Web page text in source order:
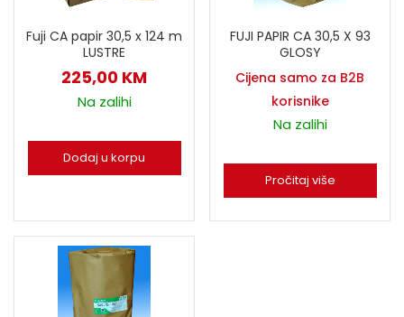
Fuji CA papir 30,5 x 124 m
LUSTRE
225,00 KM
Na zalihi
Dodaj u korpu
FUJI PAPIR CA 30,5 X 93
GLOSY
Cijena samo za B2B
korisnike
Na zalihi
Pročitaj više